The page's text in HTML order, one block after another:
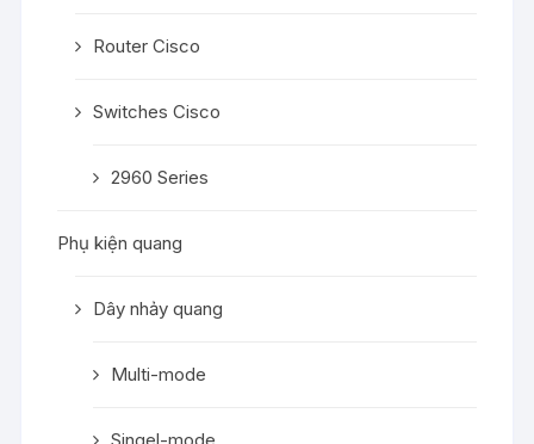
Router Cisco
Switches Cisco
2960 Series
Phụ kiện quang
Dây nhảy quang
Multi-mode
Singel-mode